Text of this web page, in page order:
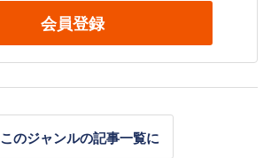
会員登録
このジャンルの記事一覧に